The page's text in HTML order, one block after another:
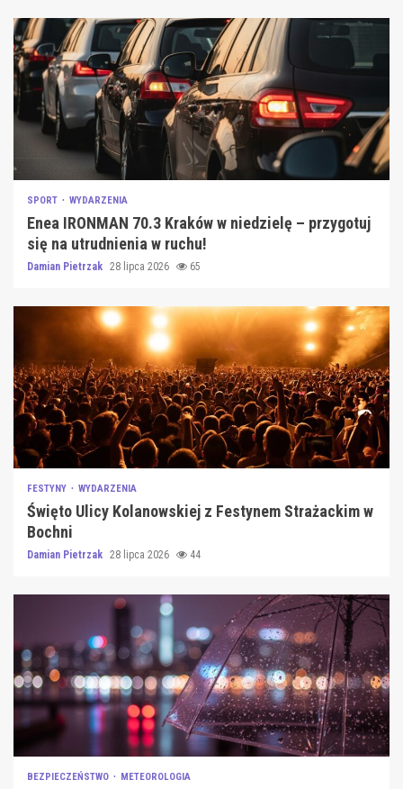
SPORT WYDARZENIA
Enea IRONMAN 70.3 Kraków w niedzielę – przygotuj
się na utrudnienia w ruchu!
Damian Pietrzak 28 lipca 2026 65
FESTYNY WYDARZENIA
Święto Ulicy Kolanowskiej z Festynem Strażackim w
Bochni
Damian Pietrzak 28 lipca 2026 44
BEZPIECZEŃSTWO METEOROLOGIA